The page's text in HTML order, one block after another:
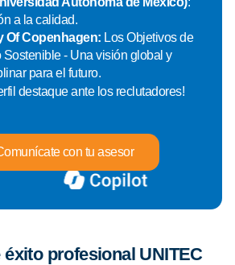
a la calidad.
Of Copenhagen: Los Objetivos de
Sostenible - Una visión global y
para el futuro.
destaque ante los reclutadores!
con tu asesor
profesional UNITEC